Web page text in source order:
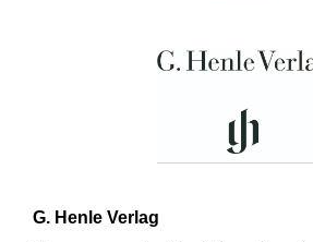
G. Henle Verlag